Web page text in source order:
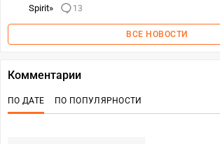
Spirit»
13
ВСЕ НОВОСТИ
Комментарии
ПО ДАТЕ ПО ПОПУЛЯРНОСТИ